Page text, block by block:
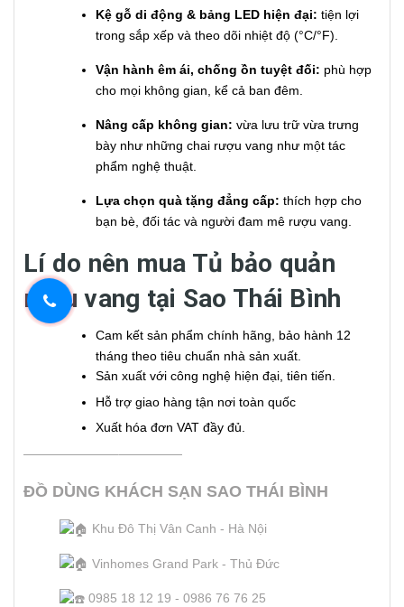
Kệ gỗ di động & bảng LED hiện đại: tiện lợi
trong sắp xếp và theo dõi nhiệt độ (°C/°F).
Vận hành êm ái, chống ồn tuyệt đối: phù hợp
cho mọi không gian, kể cả ban đêm.
Nâng cấp không gian: vừa lưu trữ vừa trưng
bày như những chai rượu vang như một tác
phẩm nghệ thuật.
Lựa chọn quà tặng đẳng cấp: thích hợp cho
bạn bè, đối tác và người đam mê rượu vang.
Lí do nên mua Tủ bảo quản
rượu vang tại Sao Thái Bình
Cam kết sản phẩm chính hãng, bảo hành 12
tháng theo tiêu chuẩn nhà sản xuất.
Sản xuất với công nghệ hiện đại, tiên tiến.
Hỗ trợ giao hàng tận nơi toàn quốc
Xuất hóa đơn VAT đầy đủ.
———————–—————
ĐỒ DÙNG KHÁCH SẠN SAO THÁI BÌNH
Khu Đô Thị Vân Canh - Hà Nội
Vinhomes Grand Park - Thủ Đức
0985 18 12 19 - 0986 76 76 25